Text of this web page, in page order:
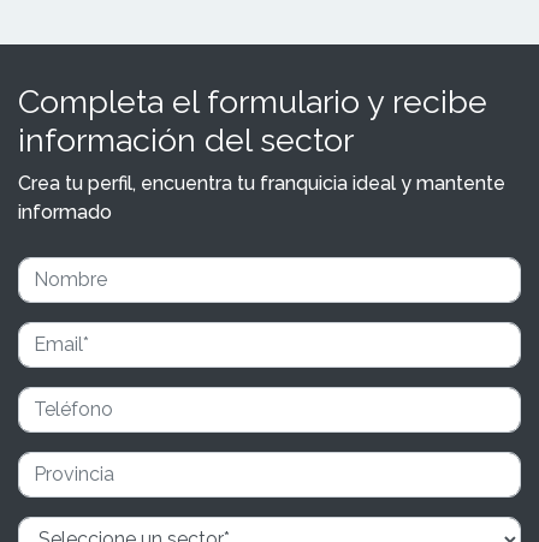
Completa el formulario y recibe
información del sector
Crea tu perfil, encuentra tu franquicia ideal y mantente
informado